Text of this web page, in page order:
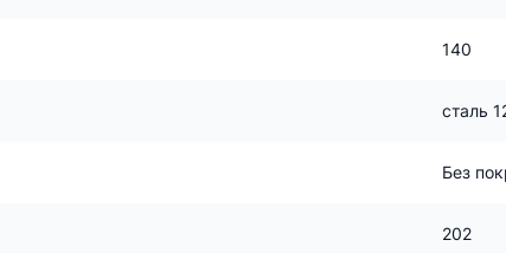
140
сталь
Без
202